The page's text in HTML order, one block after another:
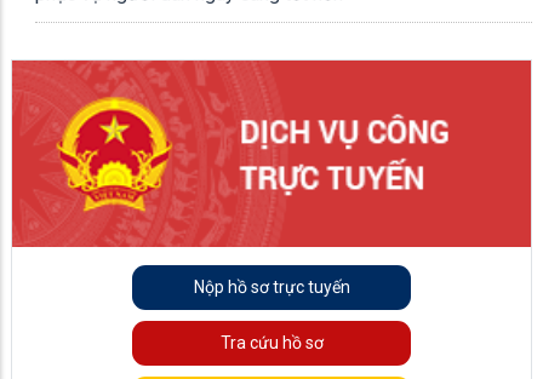
Nộp hồ sơ trực tuyến
Tra cứu hồ sơ